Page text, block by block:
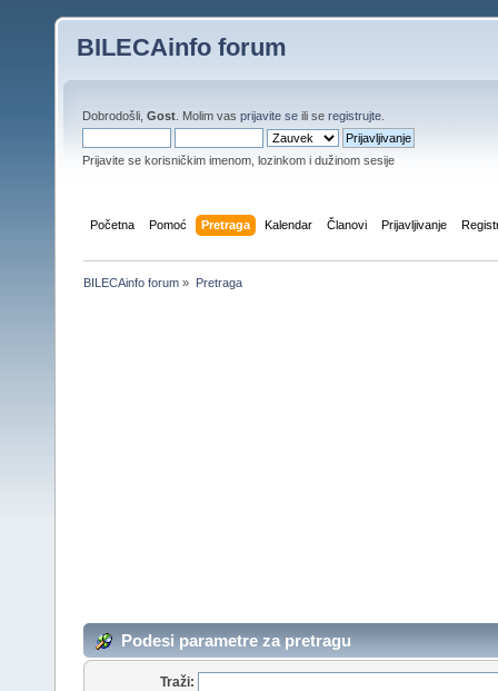
BILECAinfo forum
Dobrodošli, Gost . Molim vas prijavite se ili se registrujte
Prijavite se korisničkim imenom, lozinkom i dužinom sesije
Početna Pomoć Pretraga Kalendar Članovi Prijavljivanje
BILECAinfo forum » Pretraga
Podesi parametre za pretragu
Traži: